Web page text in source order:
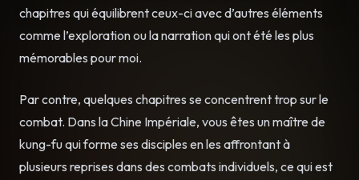
chapitres qui équilibrent ceux-ci avec d’autres éléments
comme l’exploration ou la narration qui ont été les plus
mémorables pour moi.
Par contre, quelques chapitres se concentrent trop sur le
combat. Dans la Chine Impériale, vous êtes un maître de
kung-fu qui forme ses disciples en les affrontant à
plusieurs reprises dans des combats individuels, ce qui est